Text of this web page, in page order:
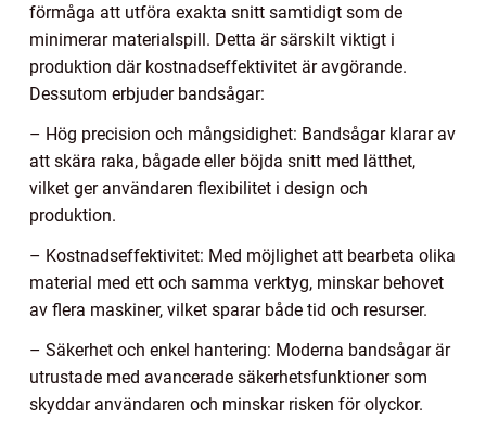
förmåga att utföra exakta snitt samtidigt som de
minimerar materialspill. Detta är särskilt viktigt i
produktion där kostnadseffektivitet är avgörande.
Dessutom erbjuder bandsågar:
– Hög precision och mångsidighet: Bandsågar klarar av
att skära raka, bågade eller böjda snitt med lätthet,
vilket ger användaren flexibilitet i design och
produktion.
– Kostnadseffektivitet: Med möjlighet att bearbeta olika
material med ett och samma verktyg, minskar behovet
av flera maskiner, vilket sparar både tid och resurser.
– Säkerhet och enkel hantering: Moderna bandsågar är
utrustade med avancerade säkerhetsfunktioner som
skyddar användaren och minskar risken för olyckor.